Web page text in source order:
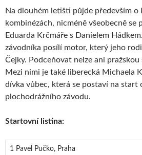
Na dlouhém letišti půjde především o
kombinézách, nicméně všeobecně se
Eduarda Krčmáře s Danielem
závodníka posílí motor, který jeho
Čejky. Podceňovat nelze ani pražskou
Mezi nimi je také liberecká Michaela
dívka vůbec, která se postaví na start
plochodrážního závodu.
Startovní listina:
1 Pavel Pučko, Praha